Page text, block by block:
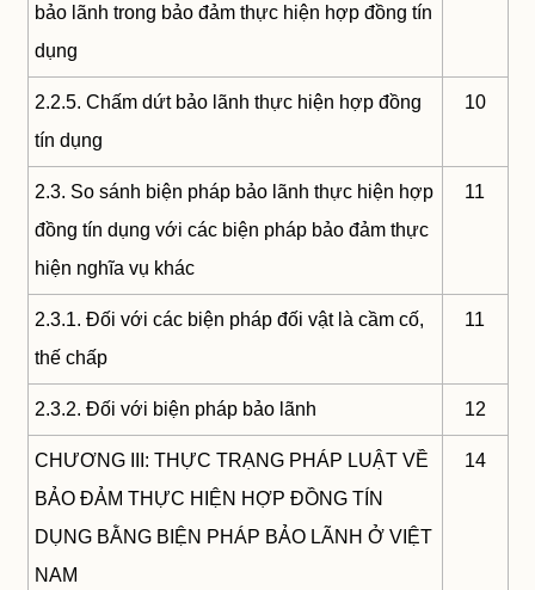
bảo lãnh trong bảo đảm thực hiện hợp đồng tín
dụng
2.2.5. Chấm dứt bảo lãnh thực hiện hợp đồng
tín dụng
10
2.3. So sánh biện pháp bảo lãnh thực hiện hợp
đồng tín dụng với các biện pháp bảo đảm thực
hiện nghĩa vụ khác
11
2.3.1. Đối với các biện pháp đối vật là cầm cố,
thế chấp
11
2.3.2. Đối với biện pháp bảo lãnh 12
CHƯƠNG III: THỰC TRẠNG PHÁP LUẬT VỀ
BẢO ĐẢM THỰC HIỆN HỢP ĐỒNG TÍN
DỤNG BẰNG BIỆN PHÁP BẢO LÃNH Ở VIỆT
NAM
14